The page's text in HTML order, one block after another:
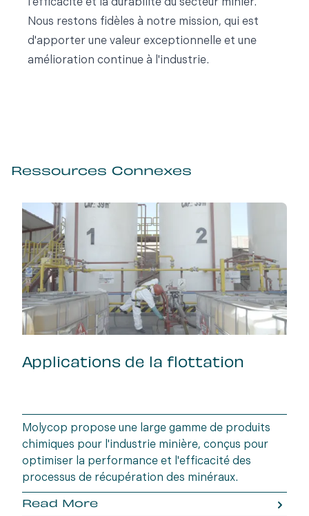
l'efficacité et la durabilité du secteur minier.
Nous restons fidèles à notre mission, qui est
d'apporter une valeur exceptionnelle et une
amélioration continue à l'industrie.
Ressources Connexes
Applications de la flottation
Molycop propose une large gamme de produits
chimiques pour l'industrie minière, conçus pour
optimiser la performance et l'efficacité des
processus de récupération des minéraux.
Read More